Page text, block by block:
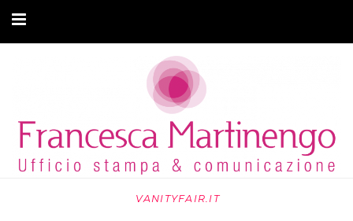
ARTICOLI
MODA ADATTIVA
VANITYFAIR.IT